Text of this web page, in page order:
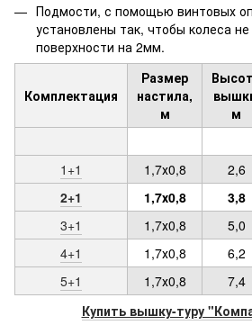
Подмости, с помощью винтовых
установлены так, чтобы колеса не
поверхности на 2мм.
Комплектация
Размер
настила,
м
м
1+1 1,7х0,8 2,6
2+1
1,7х0,8 3,8
3+1
1,7х0,8 5,0
4+1
1,7х0,8 6,2
5+1
1,7х0,8 7,4
Купить вышку-туру